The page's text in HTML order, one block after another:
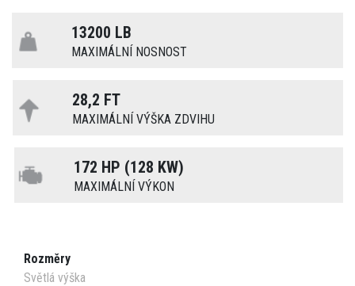
13200 LB
MAXIMÁLNÍ NOSNOST
28,2 FT
MAXIMÁLNÍ VÝŠKA ZDVIHU
172 HP (128 KW)
MAXIMÁLNÍ VÝKON
Rozměry
Světlá výška